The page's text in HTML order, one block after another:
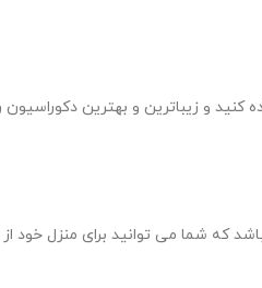
و زیباترین و بهترین دکوراسیون
شما می توانید برای منزل خود